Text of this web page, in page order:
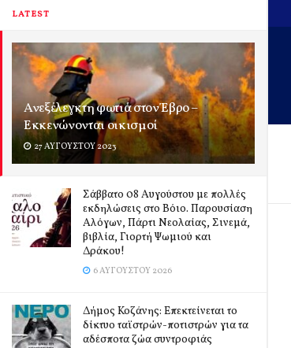
LATEST
Ανεξέλεγκτη φωτιά στον Έβρο –
Εκκενώνονται οικισμοί
27 ΑΥΓΟΎΣΤΟΥ 2023
Σάββατο 08 Αυγούστου με πολλές
εκδηλώσεις στο Βόιο. Παρουσίαση
Αλόγων, Πάρτι Νεολαίας, Σινεμά,
βιβλία, Γιορτή Ψωμιού και
Δράκου!
6 ΑΥΓΟΎΣΤΟΥ 2026
Δήμος Κοζάνης: Επεκτείνεται το
δίκτυο ταϊστρών-ποτιστρών για τα
αδέσποτα ζώα συντροφιάς